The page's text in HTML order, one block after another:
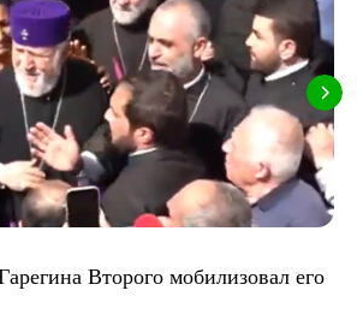
Второго мобилизовал его